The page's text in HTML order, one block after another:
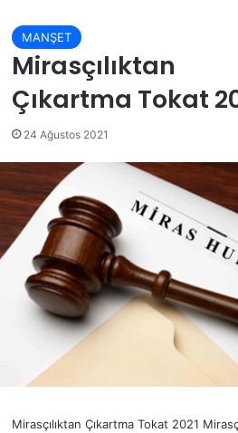
MANŞET
Mirasçılıktan
Çıkartma Tokat
24 Ağustos 2021
Mirasçılıktan Çıkartma Tokat 2021